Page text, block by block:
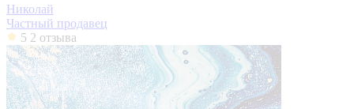
Николай
Частный продавец
5 2 отзыва